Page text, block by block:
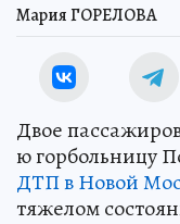
Мария ГОРЕЛОВА
Двое
ю горбольницу
ДТП в Новой
тяжелом